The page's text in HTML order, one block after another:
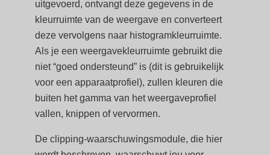
uitgevoerd, ontvangt deze gegevens in de
kleurruimte van de weergave en converteert
deze vervolgens naar histogramkleurruimte.
Als je een weergavekleurruimte gebruikt die
niet “goed ondersteund” is (dit is gebruikelijk
voor een apparaatprofiel), zullen kleuren die
buiten het gamma van het weergaveprofiel
vallen, knippen of vervormen.
De clipping-waarschuwingsmodule, die hier